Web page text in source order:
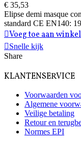
€ 35,53
Elipse demi masque
standard CE EN140:
Voeg toe aan
Snelle kijk
Share
KLANTENSERVICE
Voorwaarden
Algemene
Veilige betaling
Retour en
Normes EPI